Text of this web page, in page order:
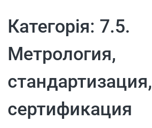
Категорія: 7.5.
Метрология,
стандартизация,
сертификация